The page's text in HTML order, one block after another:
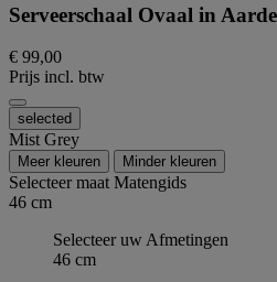
Serveerschaal Ovaal in
€ 99,00
Prijs incl. btw
selected
Mist Grey
Meer kleuren Minder kleuren
Selecteer maatMatengids
46 cm
Selecteer uw Afmetingen
46 cm